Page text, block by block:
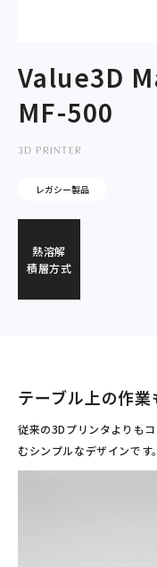
Value3D
MF-500
3D PRINTER
レガシー製品
熱溶解
積層方式
テーブル上の作
従来の3Dプリンタよりも
むシンプルなデザインです。